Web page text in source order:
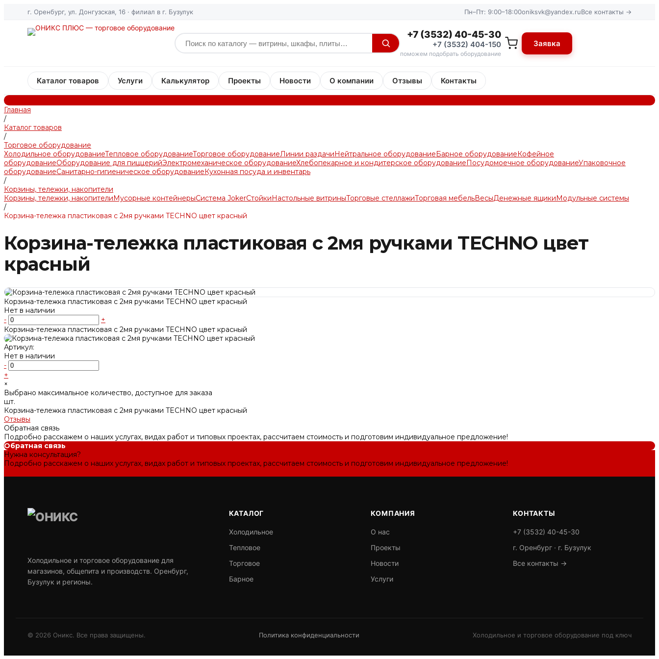
г. Оренбург, ул. Донгузская, 16 · филиал в г. Бузулук Пн–Пт: 9:00–18:00oniksvk@yandex.ruВсе контакты →
+7 (3532) 40-45-30
+7 (3532) 404-150
поможем подобрать оборудование
Заявка
Каталог товаров Услуги Калькулятор Проекты Новости О компании Отзывы Контакты
Главная
/
Каталог товаров
/
Торговое оборудование
Холодильное оборудованиеТепловое оборудованиеТорговое оборудованиеЛинии раздачиНейтральное оборудованиеБарное оборудованиеКофейное
оборудованиеОборудование для пиццерийЭлектромеханическое оборудованиеХлебопекарное и кондитерское оборудованиеПосудомоечное оборудованиеУпаковочное
оборудованиеСанитарно-гигиеническое оборудованиеКухонная посуда и инвентарь
/
Корзины, тележки, накопители
Корзины, тележки, накопителиМусорные контейнерыСистема JokerСтойкиНастольные витриныТорговые стеллажиТорговая мебельВесыДенежные ящикиМодульные системы
/
Корзина-тележка пластиковая с 2мя ручками TECHNO цвет красный
Корзина-тележка пластиковая с 2мя ручками TECHNO цвет
красный
Корзина-тележка пластиковая с 2мя ручками TECHNO цвет красный
Нет в наличии
-
+
Корзина-тележка пластиковая с 2мя ручками TECHNO цвет красный
Артикул:
Нет в наличии
-
+
×
Выбрано максимальное количество, доступное для заказа
шт.
Корзина-тележка пластиковая с 2мя ручками TECHNO цвет красный
Отзывы
Обратная связь
Подробно расскажем о наших услугах, видах работ и типовых проектах, рассчитаем стоимость и подготовим индивидуальное предложение!
Обратная связь
Нужна консультация?
Подробно расскажем о наших услугах, видах работ и типовых проектах, рассчитаем стоимость и подготовим индивидуальное предложение!
Холодильное и торговое оборудование для
магазинов, общепита и производств. Оренбург,
Бузулук и регионы.
КАТАЛОГ
Холодильное
Тепловое
Торговое
Барное
КОМПАНИЯ
О нас
Проекты
Новости
Услуги
КОНТАКТЫ
+7 (3532) 40-45-30
г. Оренбург · г. Бузулук
Все контакты →
© 2026 Оникс. Все права защищены. Политика конфиденциальности Холодильное и торговое оборудование под ключ